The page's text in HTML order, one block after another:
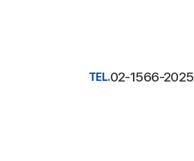
TEL.02-1566-2025